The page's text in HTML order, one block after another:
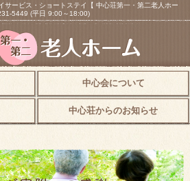
サービス・ショートステイ【 中心荘第一・第二老人ホー
5449 (平日 9:00～18:00)
中心会について
中心荘からのお知らせ